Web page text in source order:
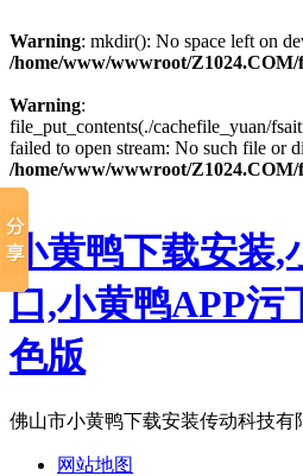
Warning: mkdir(): No space left on
/home/www/wwwroot/
Warning:
file_put_contents(./cachefile_yuan/
failed to open stream: No such file or
/home/www/wwwroot/
小黄鸭下载安装,
口,小黄鸭APP污
色版
佛山市小黄鸭下载安装传动科技有
网站地图